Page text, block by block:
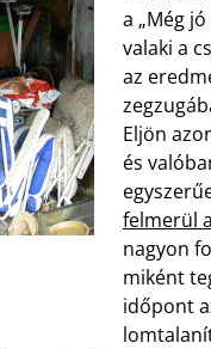
a „Még
valaki a
az
Eljön
és
felmerül
nagyon
miként
időpont